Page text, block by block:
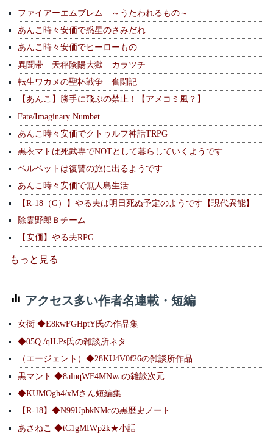
ファイアーエムブレム ～うたわれるもの～
あんこ時々安価で惑星のさみだれ
あんこ時々安価でヒーローもの
異聞帯 天秤陰陽大獄 カラツチ
転生ワカメの聖杯戦争 奮闘記
【あんこ】勝手に飛ぶの禁止！【アメコミ風？】
Fate/Imaginary Numbet
あんこ時々安価でクトゥルフ神話TRPG
黒衣マトは死武専でNOTとして暮らしていくようです
ベルベットは復讐の旅に出るようです
あんこ時々安価で無人島生活
【R-18（G）】やる夫は明日死ぬ予定のようです【現代異能】
除霊野郎Ｂチーム
【安価】やる夫RPG
もっと見る
アクセス多い作者名連載・短編
女衒 ◆E8kwFGHptY氏の作品集
◆05Q./qILPs氏の雑談所ネタ
（エージェント）◆28KU4V0f26の雑談所作品
黒マント ◆8alnqWF4MNwaの雑談次元
◆KUMOgh4/xMさん短編集
【R-18】◆N99UpbkNMcの黒歴史ノート
あさねこ ◆tC1gMIWp2k★小話